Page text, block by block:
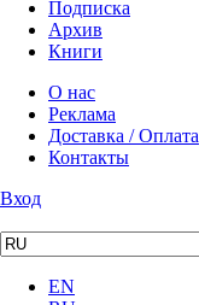
Подписка
Архив
Книги
О нас
Реклама
Доставка / Оплата
Контакты
Вход
EN